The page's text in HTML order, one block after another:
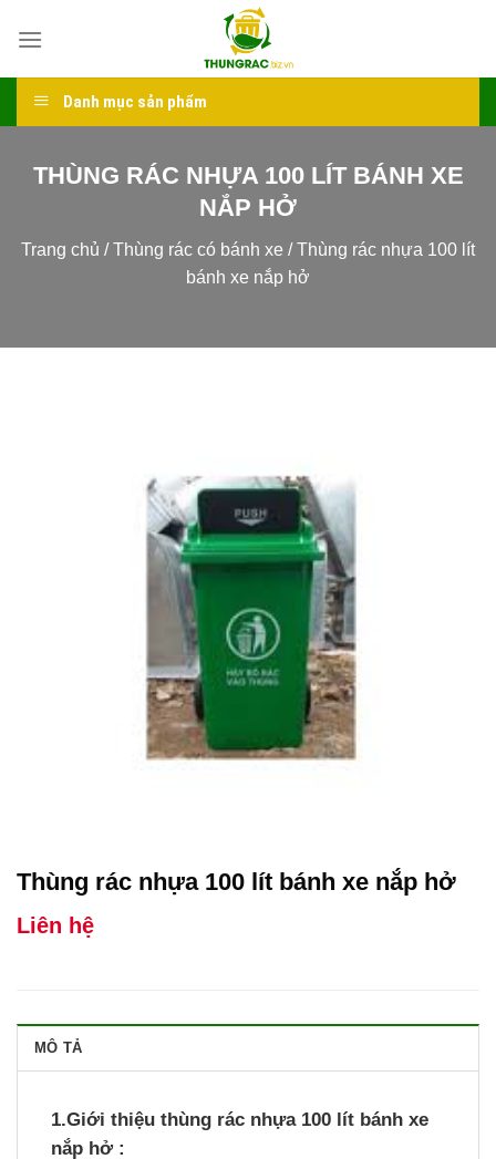
Danh mục sản phẩm
THÙNG RÁC NHỰA 100 LÍT BÁNH XE
NẮP HỞ
Trang chủ /Thùng rác có bánh xe /Thùng rác nhựa 100 lít
bánh xe nắp hở
Thùng rác nhựa 100 lít bánh xe nắp hở
Liên hệ
MÔ TẢ
1.Giới thiệu thùng rác nhựa 100 lít bánh xe
nắp hở :